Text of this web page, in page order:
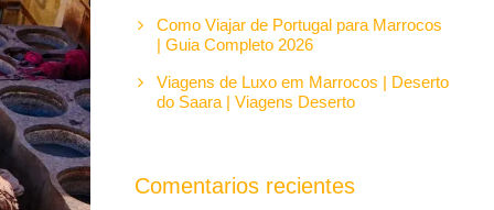
Como Viajar de Portugal para Marrocos
| Guia Completo 2026
Viagens de Luxo em Marrocos | Deserto
do Saara | Viagens Deserto
Comentarios recientes